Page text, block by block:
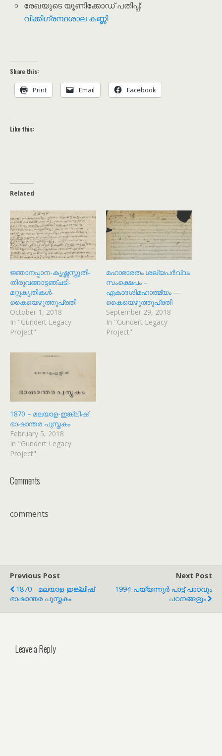
രേഖയുടെ യൂണിക്കോഡ് പതിപ്പ്:
വിക്കിഗ്രന്ഥശാല കണ്ണി
Share this:
Print Email Facebook
Like this:
Related
ജ്ഞാനപ്പാന-കൃഷ്ണസ്തുതി-
തിരുവങ്ങാട്ടഞ്ചടി-
മറ്റുകൃതികൾ-
കൈയെഴുത്തുപ്രതി
October 1, 2018
In "Gundert Legacy
Project"
മഹാഭാരതം ശല്യപർവ്വം
സംക്ഷെപം –
ഏകാദശിമഹാത്മ്യം —
കൈയെഴുത്തുപ്രതി
September 29, 2018
In "Gundert Legacy
Project"
1870 – മലയാള-ഇങ്ക്ലിഷ്
ഭാഷാന്തര പുസ്തകം
February 5, 2018
In "Gundert Legacy
Project"
Comments
comments
Previous Post
1870 - മലയാള-ഇങ്ക്ലിഷ്
ഭാഷാന്തര പുസ്തകം
Next Post
1994-പയ്യന്നൂർ പാട്ട് പാഠവും
പഠനങ്ങളും
Leave a Reply